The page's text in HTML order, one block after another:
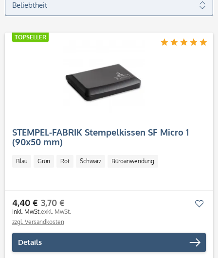
TOPSELLER
STEMPEL-FABRIK Stempelkissen SF Micro 1
(90x50 mm)
Blau Grün Rot Schwarz Büroanwendung
4,40 €
inkl. MwSt.
3,70 €
exkl. MwSt.
zzgl. Versandkosten
Details